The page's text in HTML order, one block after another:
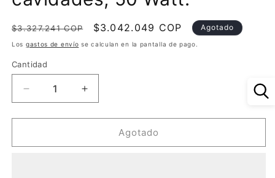
Precio
habitual
$3.327.241 COP
Precio
de
$3.042.049 COP Agotado
Los gastos de envío se calculan en la pantalla de pago.
Cantidad
Reducir
cantidad
para
-
Aumentar
cantidad
para
-
Agotado